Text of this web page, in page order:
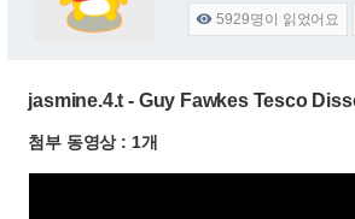
 5929명이 읽었어요
jasmine.4.t - Guy Fawkes Tesco
첨부 동영상 : 1개